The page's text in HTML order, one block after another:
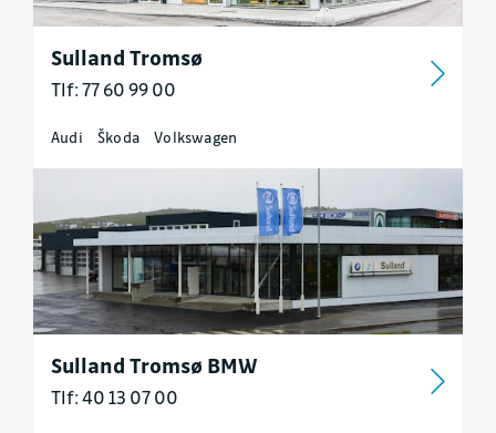
Sulland Tromsø
Tlf: 77 60 99 00
Audi Škoda Volkswagen
Sulland Tromsø BMW
Tlf: 40 13 07 00